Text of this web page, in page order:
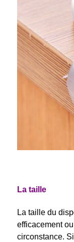
La taille
La taille du
efficacement
circonstance.